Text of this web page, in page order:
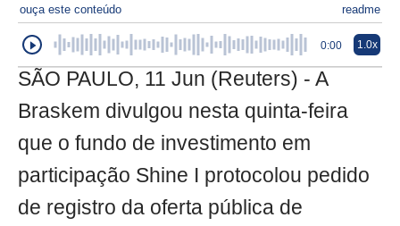
ouça este conteúdo readme
0:00 1.0x
SÃO PAULO, 11 Jun (Reuters) - A
Braskem divulgou nesta quinta-feira
que o fundo de investimento em
participação Shine I protocolou pedido
de registro da oferta pública de